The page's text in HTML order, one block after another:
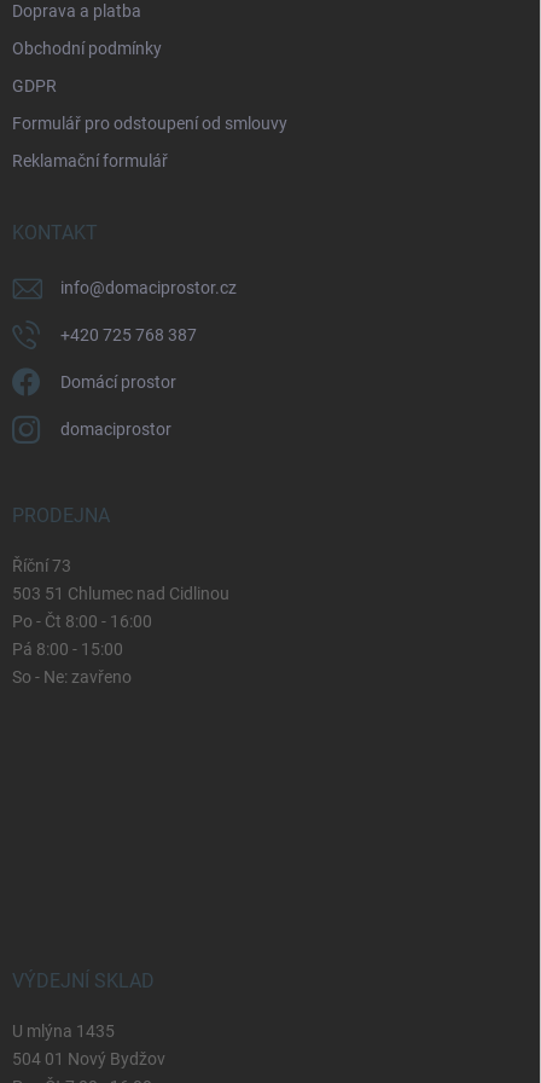
Doprava a platba
Obchodní podmínky
GDPR
Formulář pro odstoupení od smlouvy
Reklamační formulář
KONTAKT
info@domaciprostor.cz
+420 725 768 387
Domácí prostor
domaciprostor
PRODEJNA
Říční 73
503 51 Chlumec nad Cidlinou
Po - Čt 8:00 - 16:00
Pá 8:00 - 15:00
So - Ne: zavřeno
VÝDEJNÍ SKLAD
U mlýna 1435
504 01 Nový Bydžov